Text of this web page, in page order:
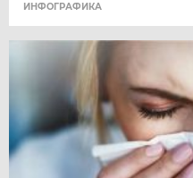
ИНФОГРАФИКА